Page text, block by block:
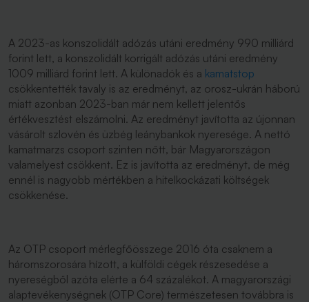
A 2023-as konszolidált adózás utáni eredmény 990 milliárd
forint lett, a konszolidált korrigált adózás utáni eredmény
1009 milliárd forint lett. A különadók és a kamatstop
csökkentették tavaly is az eredményt, az orosz-ukrán háború
miatt azonban 2023-ban már nem kellett jelentős
értékvesztést elszámolni. Az eredményt javította az újonnan
vásárolt szlovén és üzbég leánybankok nyeresége. A nettó
kamatmarzs csoport szinten nőtt, bár Magyarországon
valamelyest csökkent. Ez is javította az eredményt, de még
ennél is nagyobb mértékben a hitelkockázati költségek
csökkenése.
Az OTP csoport mérlegfőösszege 2016 óta csaknem a
háromszorosára hízott, a külföldi cégek részesedése a
nyereségből azóta elérte a 64 százalékot. A magyarországi
alaptevékenységnek (OTP Core) természetesen továbbra is